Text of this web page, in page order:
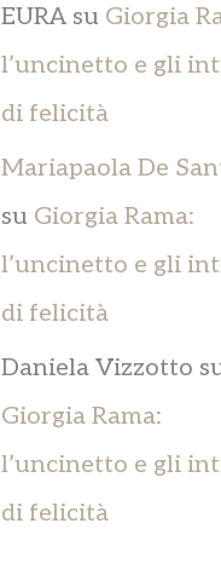
EURA su Giorgia
l’uncinetto e gli
di felicità
Mariapaola De
su Giorgia Rama:
l’uncinetto e gli
di felicità
Daniela Vizzotto
Giorgia Rama:
l’uncinetto e gli
di felicità